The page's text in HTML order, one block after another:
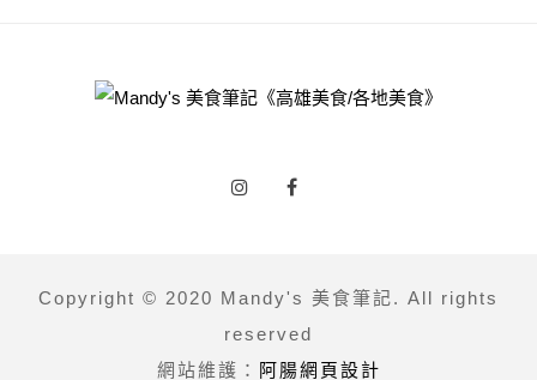
Copyright © 2020 Mandy's 美食筆記. All rights
reserved
網站維護： 阿腸網頁設計